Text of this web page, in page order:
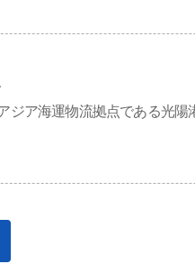
ジア海運物流拠点である光陽